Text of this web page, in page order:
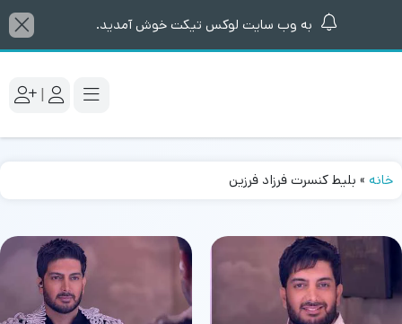
به وب سایت لوکس تیکت خوش آمدید.
|
خانه » بلیط کنسرت فرزاد فرزین